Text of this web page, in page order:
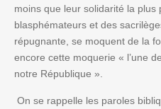
moins que leur solidarité la plus
blasphémateurs et des
répugnante, se moquent de la
encore cette moquerie « l’une
notre République ».
On se rappelle les paroles